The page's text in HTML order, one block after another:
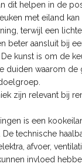
dit helpen in de
met eiland
terwijl een
beter aansluit bij
kunst is om de
duiden waarom de
zijn relevant bij
is een
De technische
afvoer,
invloed